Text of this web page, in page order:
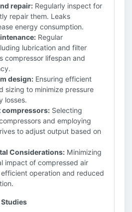
repair: Regularly inspect for
repair them. Leaks
energy consumption.
Regular
lubrication and filter
compressor lifespan and
design: Ensuring efficient
sizing to minimize pressure
losses.
Selecting
and employing
to adjust output based on
Considerations: Minimizing
impact of compressed air
operation and reduced